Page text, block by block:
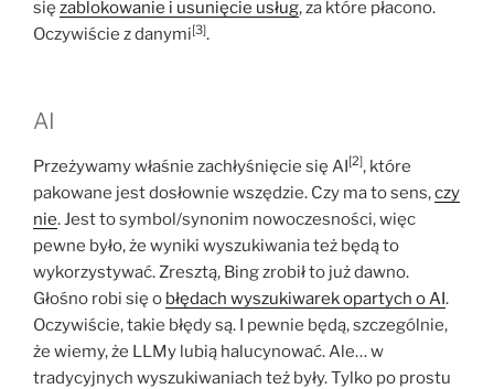
się zablokowanie i usunięcie usług, za które płacono.
Oczywiście z danymi[3].
AI
Przeżywamy właśnie zachłyśnięcie się AI[2], które
pakowane jest dosłownie wszędzie. Czy ma to sens,czy
nie. Jest to symbol/synonim nowoczesności, więc
pewne było, że wyniki wyszukiwania też będą to
wykorzystywać. Zresztą, Bing zrobił to już dawno.
Głośno robi się o błędach wyszukiwarek opartych o AI.
Oczywiście, takie błędy są. I pewnie będą, szczególnie,
że wiemy, że LLMy lubią halucynować. Ale… w
tradycyjnych wyszukiwaniach też były. Tylko po prostu